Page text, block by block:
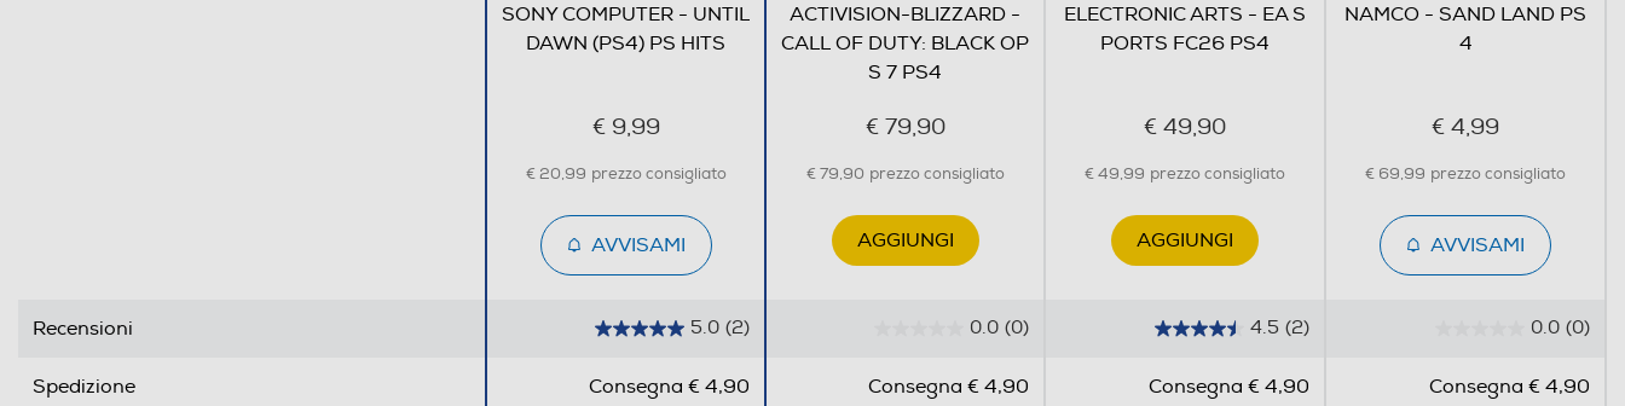
SONY COMPUTER - UNTIL
DAWN (PS4) PS HITS
€ 9,99
€ 20,99 prezzo consigliato
AVVISAMI
ACTIVISION-BLIZZARD -
CALL OF DUTY: BLACK OP
S 7 PS4
€ 79,90
€ 79,90 prezzo consigliato
AGGIUNGI
ELECTRONIC ARTS - EA S
PORTS FC26 PS4
€ 49,90
€ 49,99 prezzo consigliato
AGGIUNGI
NAMCO - SAND LAND PS
4
€ 4,99
€ 69,99 prezzo consigliato
AVVISAMI
Recensioni 5.0 (2) 0.0 (0) 4.5 (2) 0.0 (0)
Spedizione Consegna € 4,90 Consegna € 4,90 Consegna € 4,90 Consegna € 4,90